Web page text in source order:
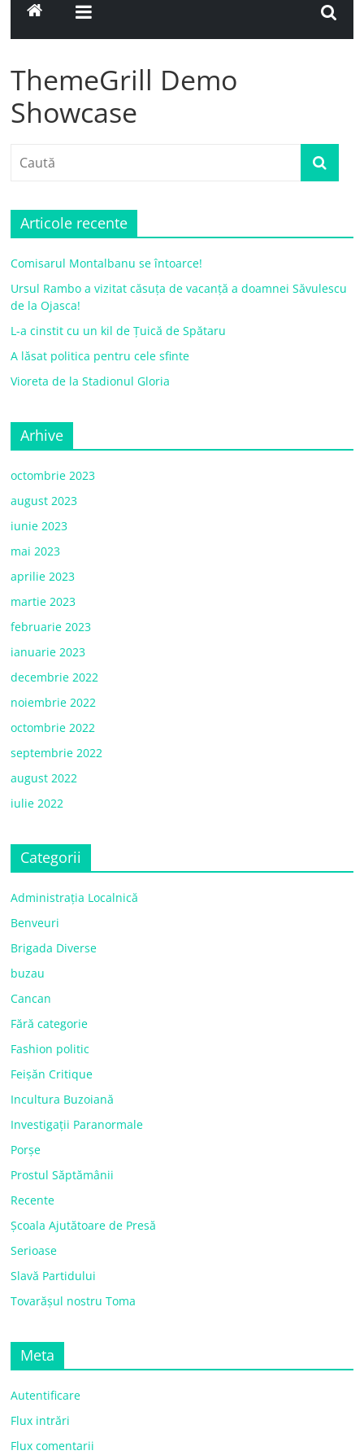
ThemeGrill Demo
Showcase
Articole recente
Comisarul Montalbanu se întoarce!
Ursul Rambo a vizitat căsuța de vacanță a doamnei Săvulescu
de la Ojasca!
L-a cinstit cu un kil de Țuică de Spătaru
A lăsat politica pentru cele sfinte
Vioreta de la Stadionul Gloria
Arhive
octombrie 2023
august 2023
iunie 2023
mai 2023
aprilie 2023
martie 2023
februarie 2023
ianuarie 2023
decembrie 2022
noiembrie 2022
octombrie 2022
septembrie 2022
august 2022
iulie 2022
Categorii
Administrația Localnică
Benveuri
Brigada Diverse
buzau
Cancan
Fără categorie
Fashion politic
Feișăn Critique
Incultura Buzoiană
Investigații Paranormale
Porșe
Prostul Săptămânii
Recente
Școala Ajutătoare de Presă
Serioase
Slavă Partidului
Tovarășul nostru Toma
Meta
Autentificare
Flux intrări
Flux comentarii